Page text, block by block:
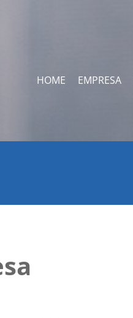
HOME EMPRESA